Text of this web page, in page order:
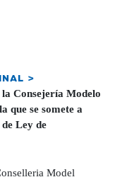
>
Consejería Modelo
que se somete a
Ley de
Model